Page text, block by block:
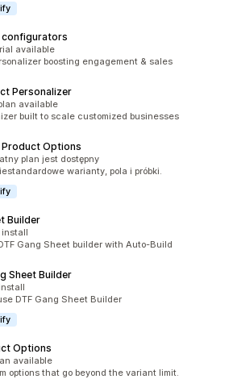
134
available
boosting engagement & sales
Personalizer
336
available
built to scale customized businesses
Options
140
plan jest dostępny
warianty, pola i próbki.
Builder
32
install
Gang Sheet builder with Auto-Build
Sheet Builder
11
DTF Gang Sheet Builder
Options
89
available
options that go beyond the variant limit.